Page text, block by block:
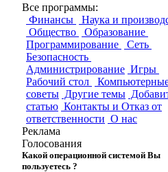
Все программы:
Финансы
Наука и
Общество
Образование
Программирование
Сеть
Безопасность
Администрирование Игры
Рабочий стол
советы Другие темы
статью Контакты и Отказ от
ответственности О нас
Реклама
Голосования
Какой операционной системой Вы
пользуетесь ?